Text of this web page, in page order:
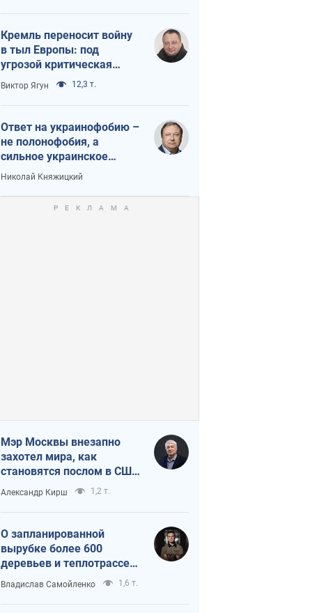
Кремль переносит войну
в тыл Европы: под
угрозой критическая
логистика
Виктор Ягун 12,3 т.
Ответ на украинофобию –
не полонофобия, а
сильное украинское
государство
Николай Княжицкий
Мэр Москвы внезапно
захотел мира, как
становятся послом в США
и новые украинские топ-
рейтинги
Александр Кирш 1,2 т.
О запланированной
вырубке более 600
деревьев и теплотрассе:
что происходит на
Теремках в Киеве
Владислав Самойленко 1,6 т.